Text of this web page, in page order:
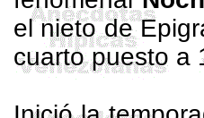
el nieto de
cuarto puesto a